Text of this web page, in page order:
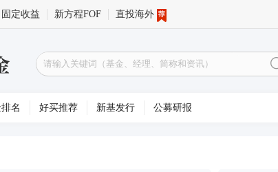
固定收益 新方程FOF 直投海外
名 好买推荐 新基发行 公募研报